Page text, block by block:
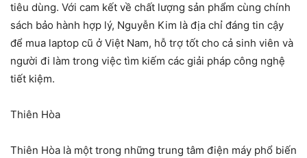
tiêu dùng. Với cam kết về chất lượng sản phẩm cùng chính
sách bảo hành hợp lý, Nguyễn Kim là địa chỉ đáng tin cậy
để mua laptop cũ ở Việt Nam, hỗ trợ tốt cho cả sinh viên và
người đi làm trong việc tìm kiếm các giải pháp công nghệ
tiết kiệm.
Thiên Hòa
Thiên Hòa là một trong những trung tâm điện máy phổ biến